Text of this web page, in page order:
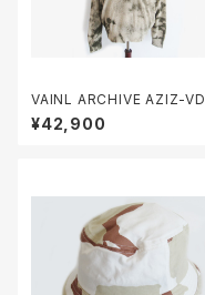
VAINL ARCHIVE AZIZ-VD
¥42,900